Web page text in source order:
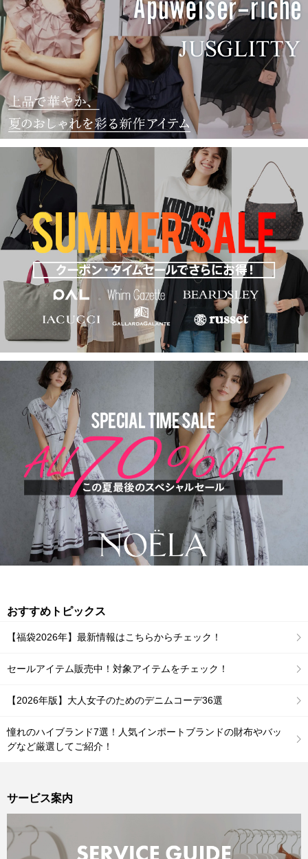
おすすめトピックス
【福袋2026年】最新情報はこちらからチェック！
セールアイテム販売中！対象アイテムをチェック！
【2026年版】大人女子のためのデニムコーデ36選
憧れのハイブランド7選！人気インポートブランドの財布やバッ
グなど厳選してご紹介！
サービス案内